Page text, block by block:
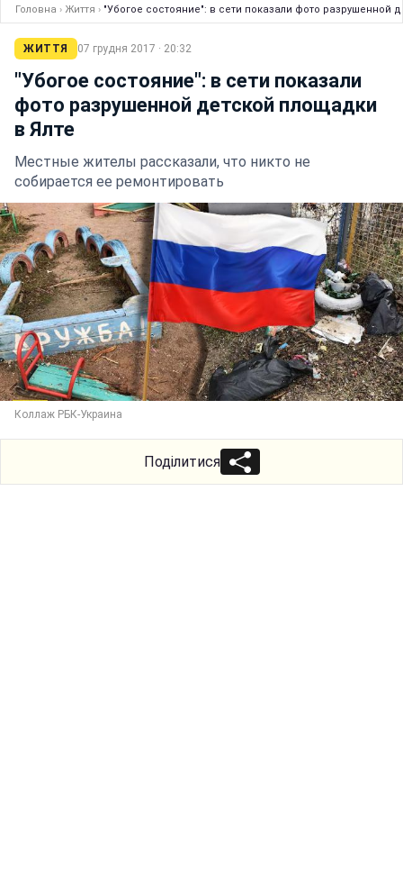
Головна › Життя › "Убогое состояние": в сети показали фото разрушенной
ЖИТТЯ 07 грудня 2017 · 20:32
"Убогое состояние": в сети показали
фото разрушенной детской площадки
в Ялте
Местные жителы рассказали, что никто не
собирается ее ремонтировать
Коллаж РБК-Украина
Поділитися